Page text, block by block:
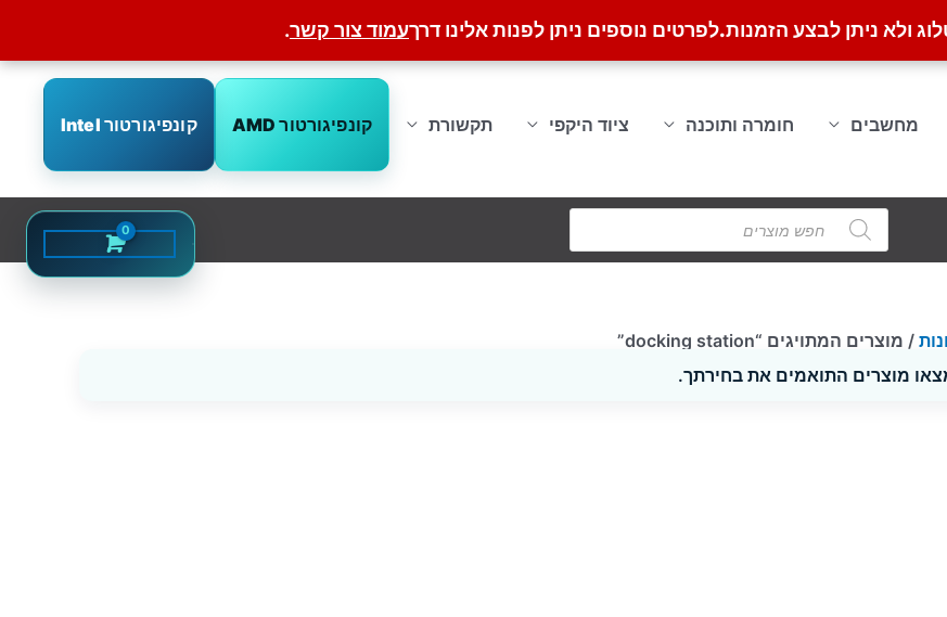
ולא ניתן לבצע הזמנות.לפרטים נוספים ניתן לפנות אלינו דרךעמוד צור קשר.
מחשבים
חומרה ותוכנה ציוד היקפי תקשורת קונפיגורטור AMD קונפיגורטור Intel
Products
search
/ מוצרים המתויגים “docking station”
מוצרים התואמים את בחירתך.